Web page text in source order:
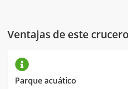
Ventajas de este crucero
Parque acuático